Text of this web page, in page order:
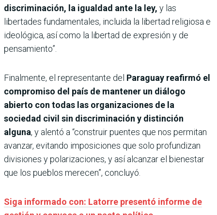
discriminación, la igualdad ante la ley, y las
libertades fundamentales, incluida la libertad religiosa e
ideológica, así como la libertad de expresión y de
pensamiento”.
Finalmente, el representante del Paraguay reafirmó el
compromiso del país de mantener un diálogo
abierto con todas las organizaciones de la
sociedad civil sin discriminación y distinción
alguna, y alentó a “construir puentes que nos permitan
avanzar, evitando imposiciones que solo profundizan
divisiones y polarizaciones, y así alcanzar el bienestar
que los pueblos merecen”, concluyó.
Siga informado con: Latorre presentó informe de